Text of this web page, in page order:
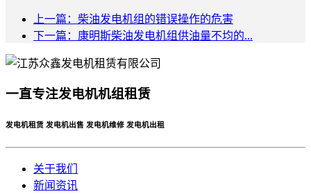
上一篇：柴油发电机组的错误操作的危害
下一篇：康明斯柴油发电机组供油量不均的...
一直专注发电机机组租赁
发电机租赁 发电机出售 发电机维修 发电机出租
关于我们
新闻资讯